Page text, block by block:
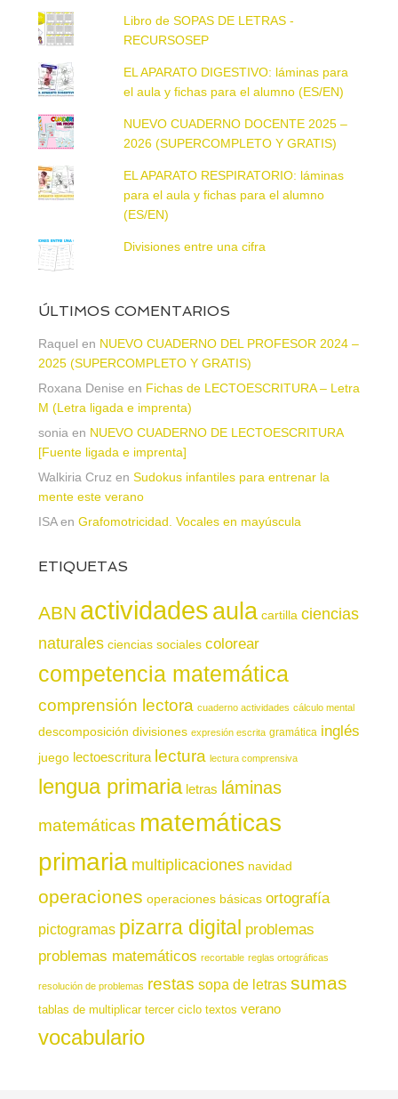
Libro de SOPAS DE LETRAS -
RECURSOSEP
EL APARATO DIGESTIVO: láminas para
el aula y fichas para el alumno (ES/EN)
NUEVO CUADERNO DOCENTE 2025 –
2026 (SUPERCOMPLETO Y GRATIS)
EL APARATO RESPIRATORIO: láminas
para el aula y fichas para el alumno
(ES/EN)
Divisiones entre una cifra
ÚLTIMOS COMENTARIOS
Raquel en NUEVO CUADERNO DEL PROFESOR 2024 –
2025 (SUPERCOMPLETO Y GRATIS)
Roxana Denise en Fichas de LECTOESCRITURA – Letra
M (Letra ligada e imprenta)
sonia en NUEVO CUADERNO DE LECTOESCRITURA
[Fuente ligada e imprenta]
Walkiria Cruz en Sudokus infantiles para entrenar la
mente este verano
ISAen Grafomotricidad. Vocales en mayúscula
ETIQUETAS
ABN actividadesaula cartilla ciencias
naturales ciencias sociales colorear
competencia matemática
comprensión lectora cuaderno actividades cálculo mental
descomposición divisiones expresión escrita gramática inglés
juego lectoescritura lectura lectura comprensiva
lengua primaria letras láminas
matemáticas matemáticas
primaria multiplicaciones navidad
operaciones operaciones básicas ortografía
pictogramas pizarra digital problemas
problemas matemáticos recortable reglas ortográficas
resolución de problemas restas sopa de letras sumas
tablas de multiplicar tercer ciclo textos verano
vocabulario